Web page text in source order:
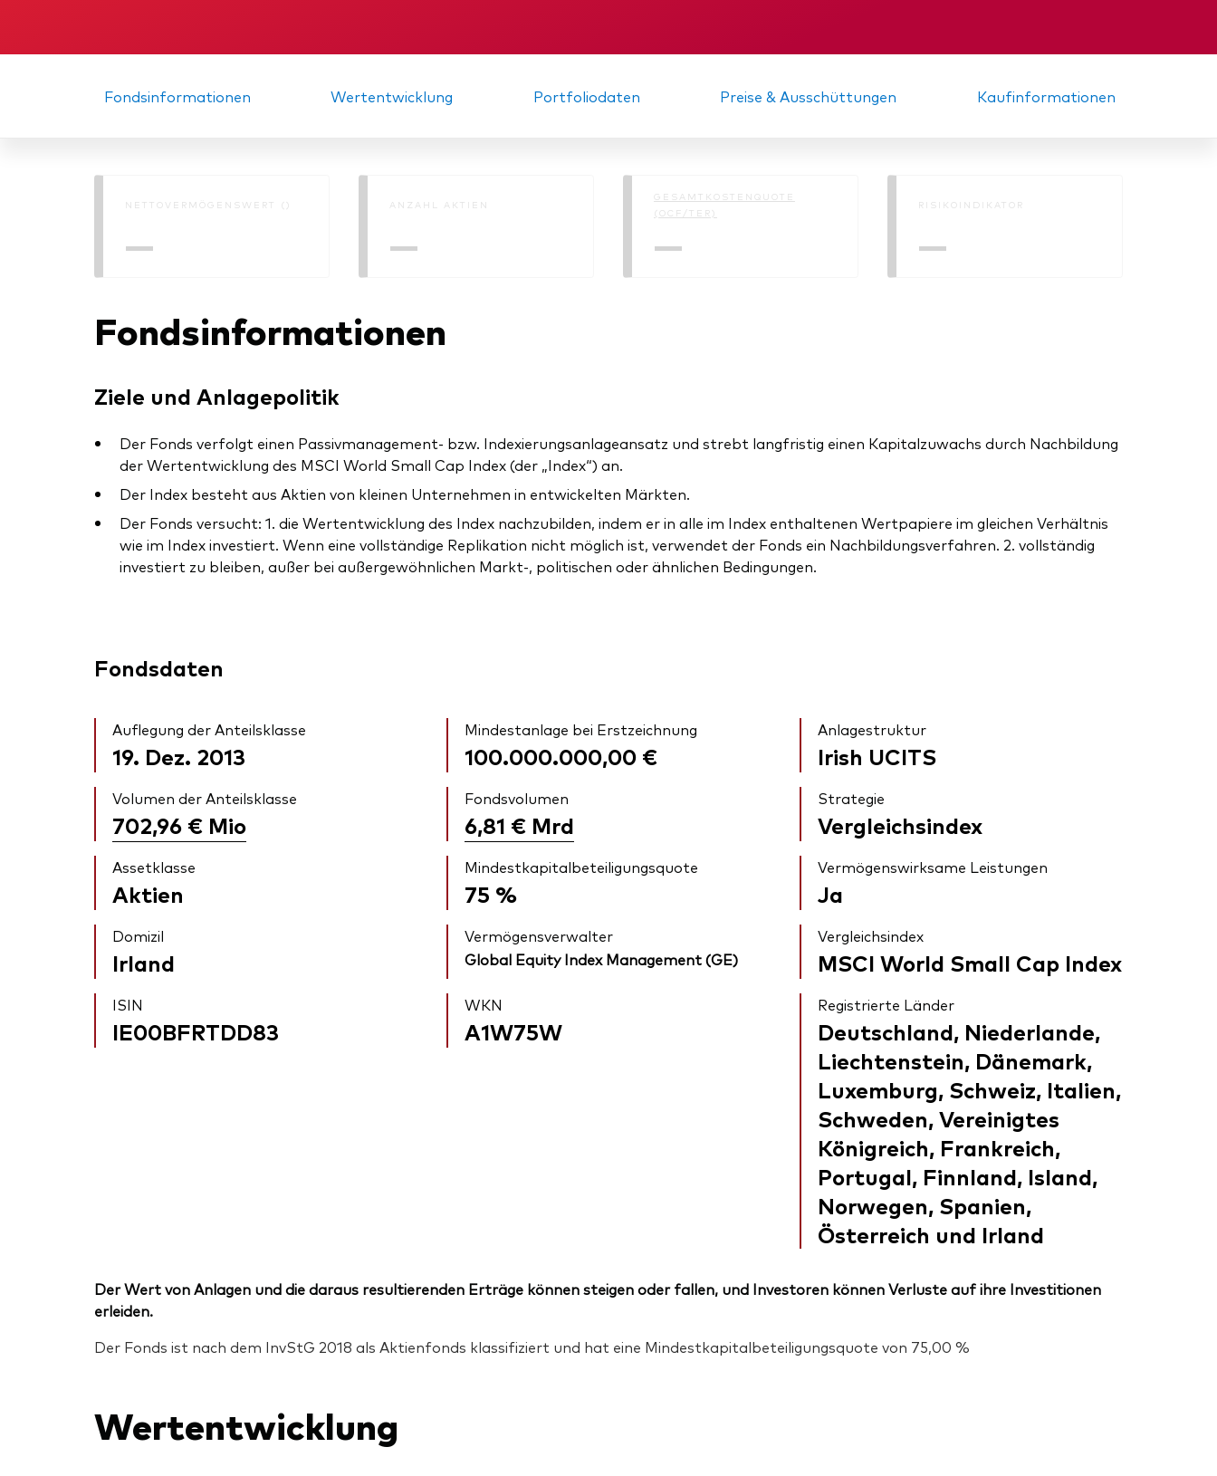
Fondsinformationen Wertentwicklung Portfoliodaten Preise & Ausschüttungen Kaufinformationen
NETTOVERMÖGENSWERT ()
—
ANZAHL AKTIEN
—
GESAMTKOSTENQUOTE
(OCF/TER)
—
RISIKOINDIKATOR
—
Fondsinformationen
Ziele und Anlagepolitik
Der Fonds verfolgt einen Passivmanagement- bzw. Indexierungsanlageansatz und strebt langfristig einen Kapitalzuwachs durch Nachbildung
der Wertentwicklung des MSCI World Small Cap Index (der „Index“) an.
Der Index besteht aus Aktien von kleinen Unternehmen in entwickelten Märkten.
Der Fonds versucht: 1. die Wertentwicklung des Index nachzubilden, indem er in alle im Index enthaltenen Wertpapiere im gleichen Verhältnis
wie im Index investiert. Wenn eine vollständige Replikation nicht möglich ist, verwendet der Fonds ein Nachbildungsverfahren. 2. vollständig
investiert zu bleiben, außer bei außergewöhnlichen Markt-, politischen oder ähnlichen Bedingungen.
Fondsdaten
Auflegung der Anteilsklasse
19. Dez. 2013
Mindestanlage bei Erstzeichnung
100.000.000,00 €
Anlagestruktur
Irish UCITS
Volumen der Anteilsklasse
702,96 € Mio
Fondsvolumen
6,81 € Mrd
Strategie
Vergleichsindex
Assetklasse
Aktien
Mindestkapitalbeteiligungsquote
75 %
Vermögenswirksame Leistungen
Ja
Domizil
Irland
Vermögensverwalter
Global Equity Index Management (GE)
Vergleichsindex
MSCI World Small Cap Index
ISIN
IE00BFRTDD83
WKN
A1W75W
Registrierte Länder
Deutschland, Niederlande,
Liechtenstein, Dänemark,
Luxemburg, Schweiz, Italien,
Schweden, Vereinigtes
Königreich, Frankreich,
Portugal, Finnland, Island,
Norwegen, Spanien,
Österreich und Irland
Der Wert von Anlagen und die daraus resultierenden Erträge können steigen oder fallen, und Investoren können Verluste auf ihre Investitionen
erleiden.
Der Fonds ist nach dem InvStG 2018 als Aktienfonds klassifiziert und hat eine Mindestkapitalbeteiligungsquote von 75,00 %
Wertentwicklung